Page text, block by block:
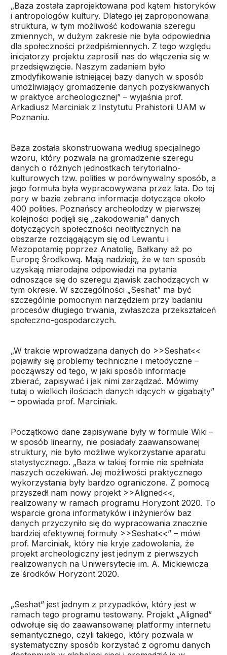
„Baza została zaprojektowana pod kątem historyków
i antropologów kultury. Dlatego jej zaproponowana
struktura, w tym możliwość kodowania szeregu
zmiennych, w dużym zakresie nie była odpowiednia
dla społeczności przedpiśmiennych. Z tego względu
inicjatorzy projektu zaprosili nas do włączenia się w
przedsięwzięcie. Naszym zadaniem było
zmodyfikowanie istniejącej bazy danych w sposób
umożliwiający gromadzenie danych pozyskiwanych
w praktyce archeologicznej” – wyjaśnia prof.
Arkadiusz Marciniak z Instytutu Prahistorii UAM w
Poznaniu.
Baza została skonstruowana według specjalnego
wzoru, który pozwala na gromadzenie szeregu
danych o różnych jednostkach terytorialno-
kulturowych tzw. polities w porównywalny sposób, a
jego formuła była wypracowywana przez lata. Do tej
pory w bazie zebrano informacje dotyczące około
400 polities. Poznańscy archeolodzy w pierwszej
kolejności podjęli się „zakodowania” danych
dotyczących społeczności neolitycznych na
obszarze rozciągającym się od Lewantu i
Mezopotamię poprzez Anatolię, Bałkany aż po
Europę Środkową. Mają nadzieję, że w ten sposób
uzyskają miarodajne odpowiedzi na pytania
odnoszące się do szeregu zjawisk zachodzących w
tym okresie. W szczególności „Seshat” ma być
szczególnie pomocnym narzędziem przy badaniu
procesów długiego trwania, zwłaszcza przekształceń
społeczno-gospodarczych.
„W trakcie wprowadzana danych do >>Seshat<<
pojawiły się problemy techniczne i metodyczne –
począwszy od tego, w jaki sposób informacje
zbierać, zapisywać i jak nimi zarządzać. Mówimy
tutaj o wielkich ilościach danych idących w gigabajty”
– opowiada prof. Marciniak.
Początkowo dane zapisywane były w formule Wiki –
w sposób linearny, nie posiadały zaawansowanej
struktury, nie było możliwe wykorzystanie aparatu
statystycznego. „Baza w takiej formie nie spełniała
naszych oczekiwań. Jej możliwości praktycznego
wykorzystania były bardzo ograniczone. Z pomocą
przyszedł nam nowy projekt >>Aligned<<,
realizowany w ramach programu Horyzont 2020. To
wsparcie grona informatyków i inżynierów baz
danych przyczyniło się do wypracowania znacznie
bardziej efektywnej formuły >>Seshat<<” – mówi
prof. Marciniak, który nie kryje zadowolenia, że
projekt archeologiczny jest jednym z pierwszych
realizowanych na Uniwersytecie im. A. Mickiewicza
ze środków Horyzont 2020.
„Seshat” jest jednym z przypadków, który jest w
ramach tego programu testowany. Projekt „Aligned”
odwołuje się do zaawansowanej platformy internetu
semantycznego, czyli takiego, który pozwala w
systematyczny sposób korzystać z ogromu danych